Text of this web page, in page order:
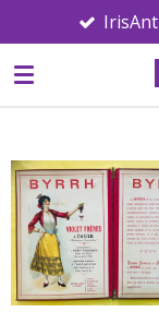
au
contenu